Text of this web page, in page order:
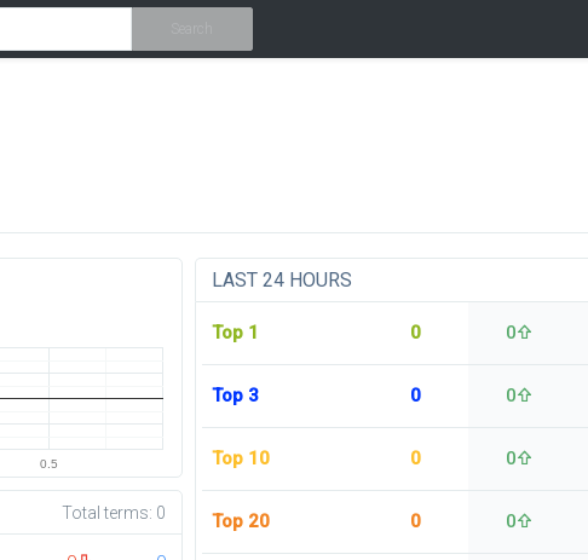
0.5
Total terms: 0
LAST 24 HOURS
Top 1 0 0
Top 3 0 0
Top 10 0 0
Top 20 0 0